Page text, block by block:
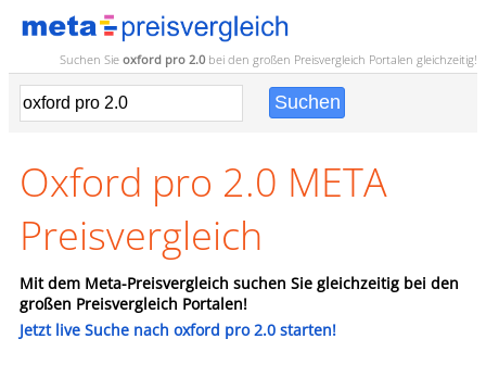
Suchen Sie oxford pro 2.0 bei den großen Preisvergleich Portalen gleichzeitig!
Oxford pro 2.0 META
Preisvergleich
Mit dem Meta-Preisvergleich suchen Sie gleichzeitig bei den
großen Preisvergleich Portalen!
Jetzt live Suche nach oxford pro 2.0 starten!